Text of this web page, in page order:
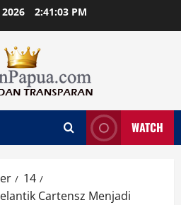
2:41:04 PM
WATCH
14
Cartensz Menjadi